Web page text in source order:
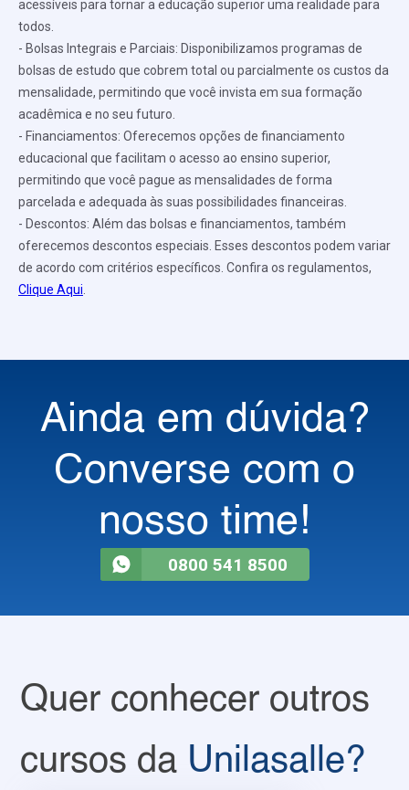
acessíveis para tornar a educação superior uma realidade para
todos.
- Bolsas Integrais e Parciais: Disponibilizamos programas de
bolsas de estudo que cobrem total ou parcialmente os custos da
mensalidade, permitindo que você invista em sua formação
acadêmica e no seu futuro.
- Financiamentos: Oferecemos opções de financiamento
educacional que facilitam o acesso ao ensino superior,
permitindo que você pague as mensalidades de forma
parcelada e adequada às suas possibilidades financeiras.
- Descontos: Além das bolsas e financiamentos, também
oferecemos descontos especiais. Esses descontos podem variar
de acordo com critérios específicos. Confira os regulamentos,
Clique Aqui.
Ainda em dúvida?
Converse com o
nosso time!
0800 541 8500
Quer conhecer outros
cursos da Unilasalle?